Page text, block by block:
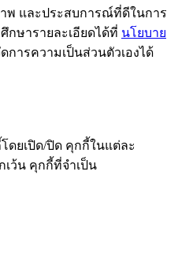
พ และประสบการณ์ที่ดีในการ
ษารายละเอียดได้ที่ นโยบาย
การความเป็นส่วนตัวเองได้
ดยเปิด/ปิด คุกกี้ในแต่ละ
เว้น คุกกี้ที่จำเป็น